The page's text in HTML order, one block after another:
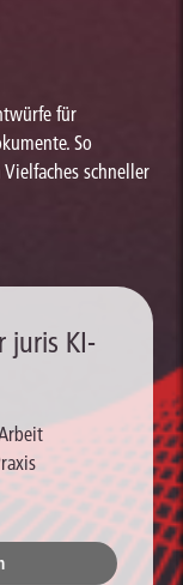
für
So
schneller
juris KI-